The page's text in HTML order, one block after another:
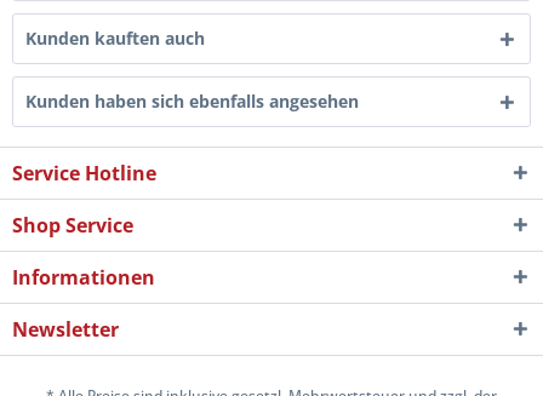
Kunden kauften auch
Kunden haben sich ebenfalls angesehen
Service Hotline
Shop Service
Informationen
Newsletter